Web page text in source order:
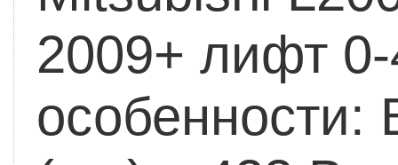
2009+ лифт
особенности: